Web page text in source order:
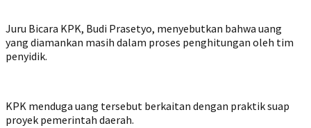
Juru Bicara KPK, Budi Prasetyo, menyebutkan bahwa uang
yang diamankan masih dalam proses penghitungan oleh tim
penyidik.
KPK menduga uang tersebut berkaitan dengan praktik suap
proyek pemerintah daerah.